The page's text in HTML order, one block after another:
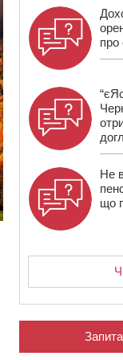
про
Не
що